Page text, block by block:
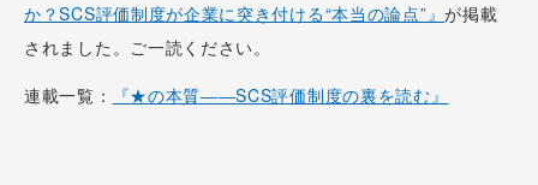
か？SCS評価制度が企業に突き付ける“本当の論点”』が掲載
されました。ご一読ください。
連載一覧：
『★の本質――SCS評価制度の裏を読む』